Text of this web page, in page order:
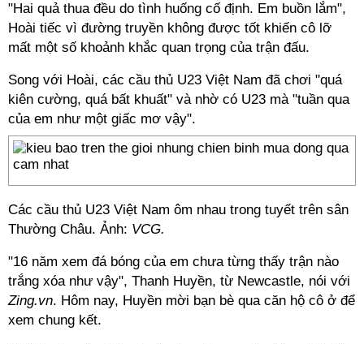
"Hai quả thua đều do tình huống cố định. Em buồn lắm",
Hoài tiếc vì đường truyền không được tốt khiến cô lỡ
mất một số khoảnh khắc quan trọng của trận đấu.
Song với Hoài, các cầu thủ U23 Việt Nam đã chơi "quá
kiên cường, quá bất khuất" và nhờ có U23 mà "tuần qua
của em như một giấc mơ vậy".
Các cầu thủ U23 Việt Nam ôm nhau trong tuyết trên sân
Thường Châu. Ảnh: VCG.
"16 năm xem đá bóng của em chưa từng thấy trận nào
trắng xóa như vậy", Thanh Huyền, từ Newcastle, nói với
Zing.vn. Hôm nay, Huyền mời bạn bè qua căn hộ cô ở để
xem chung kết.